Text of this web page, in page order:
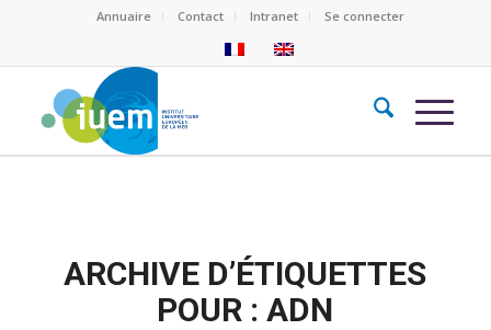
Annuaire Contact Intranet Se connecter
ARCHIVE D’ÉTIQUETTES
POUR :ADN